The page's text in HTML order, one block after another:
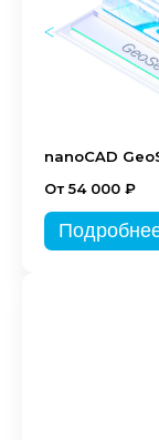
nanoCAD
От 54 000 ₽